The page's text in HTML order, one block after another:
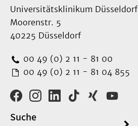
Universitätsklinikum Düsseldorf
Moorenstr. 5
40225 Düsseldorf
00 49 (0) 2 11 - 81 00
00 49 (0) 2 11 - 81 04 855
Suche